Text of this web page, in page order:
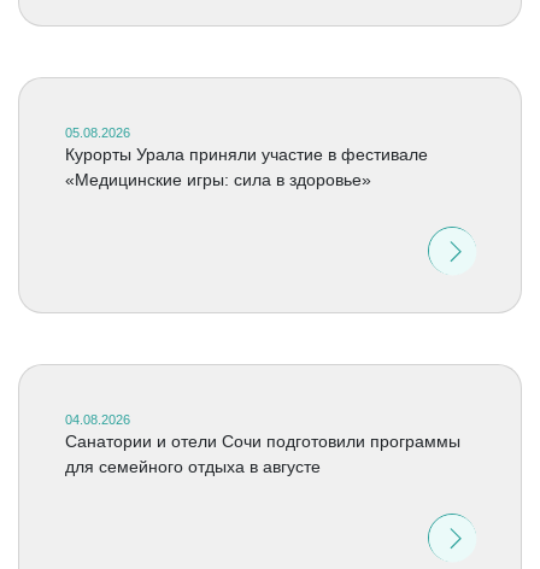
05.08.2026
Курорты Урала приняли участие в фестивале
«Медицинские игры: сила в здоровье»
04.08.2026
Санатории и отели Сочи подготовили программы
для семейного отдыха в августе